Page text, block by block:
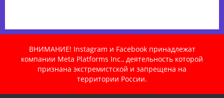
ВНИМАНИЕ! Instagram и Facebook принадлежат
компании Meta Platforms Inc., деятельность которой
признана экстремистской и запрещена на
территории России.